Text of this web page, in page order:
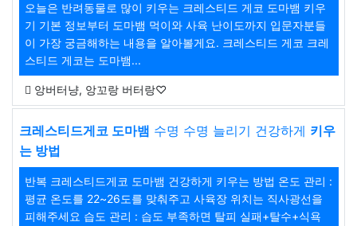
오늘은 반려동물로 많이 키우는 크레스티드 게코 도마뱀 키우
기 기본 정보부터 도마뱀 먹이와 사육 난이도까지 입문자분들
이 가장 궁금해하는 내용을 알아볼게요. 크레스티드 게코 크레
스티드 게코는 도마뱀...
앙버터냥, 앙꼬랑 버터랑♡
크레스티드게코 도마뱀 수명 수명 늘리기 건강하게 키우
는 방법
반복 크레스티드게코 도마뱀 건강하게 키우는 방법 온도 관리 :
평균 온도를 22~26도를 맞춰주고 사육장 위치는 직사광선을
피해주세요 습도 관리 : 습도 부족하면 탈피 실패+탈수+식욕